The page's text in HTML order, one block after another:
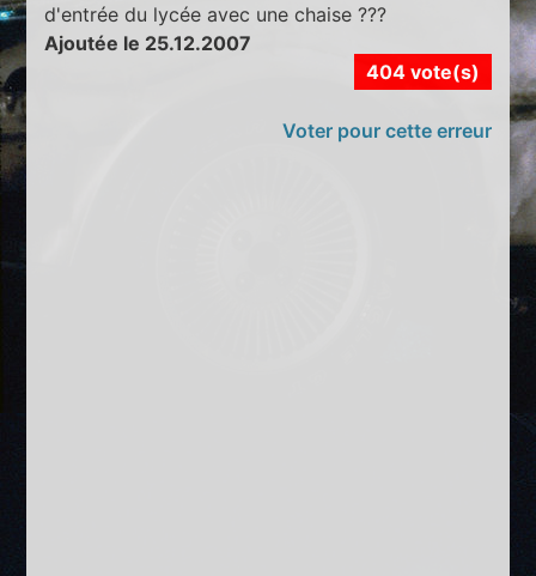
d'entrée du lycée avec une chaise ???
Ajoutée le 25.12.2007
404 vote(s)
Voter pour cette erreur